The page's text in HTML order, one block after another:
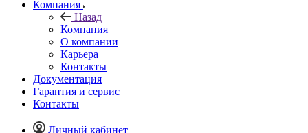
Компания
Назад
Компания
О компании
Карьера
Контакты
Документация
Гарантия и сервис
Контакты
Личный кабинет